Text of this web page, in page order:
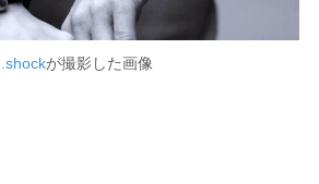
.shockが撮影した画像